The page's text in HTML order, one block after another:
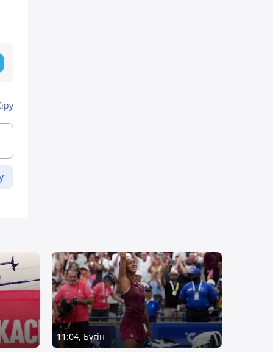
11:04, Бүгін